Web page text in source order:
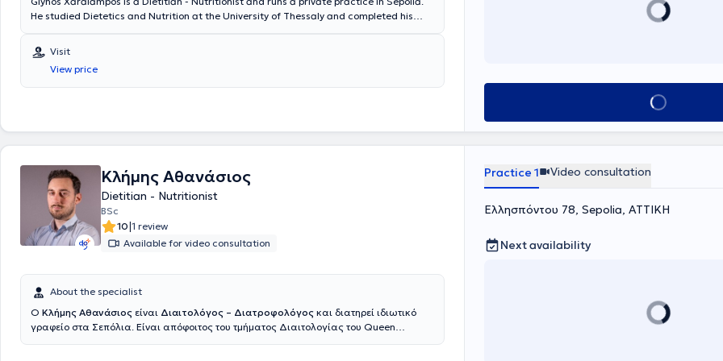
nutritionist combines two disciplines, offering a holistic approach and solution by
He studied Dietetics and Nutrition at the University of Thessaly and completed his
Visit
View price
Book appointment
Κλήμης Αθανάσιος
Dietitian - Nutritionist
BSc
10|1 review
Available for video consultation
About the specialist
Ο Κλήμης Αθανάσιος είναι Διαιτολόγος – Διατροφολόγος και διατηρεί ιδιωτικό
γραφείο στα Σεπόλια. Είναι απόφοιτος του τμήματος Διαιτολογίας του Queen
Practice 1 Video consultation
Ελλησπόντου 78, Sepolia, ΑΤΤΙΚΗ
Next availability